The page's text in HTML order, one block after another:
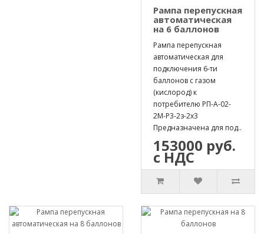
Рампа перепускная
автоматическая
на 6 баллонов
Рампа перепускная
автоматическая для
подключения 6-ти
баллонов с газом
(кислород) к
потребителю РП-А-02-
2М-Р3-2з-2х3
Предназначена для под..
153000 руб.
с НДС